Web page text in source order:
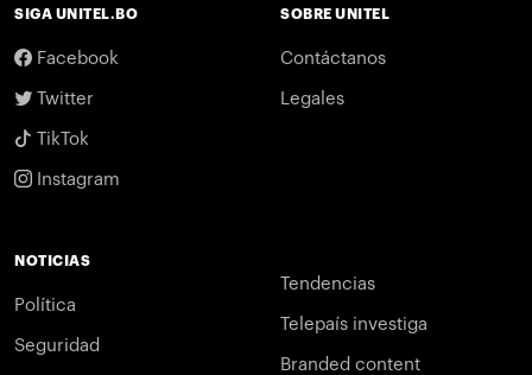
SIGA UNITEL.BO
Facebook
Twitter
TikTok
Instagram
SOBRE UNITEL
Contáctanos
Legales
NOTICIAS
Política
Seguridad
Tendencias
Telepaís investiga
Branded content